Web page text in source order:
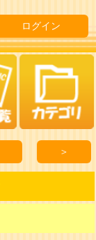
ログイン
＞